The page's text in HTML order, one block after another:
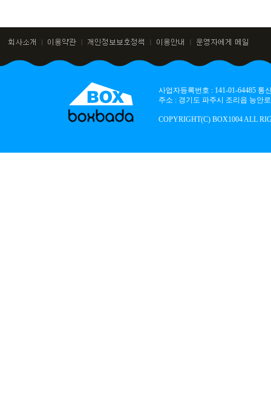
사업자등록번호 : 141-01-64485
주소 : 경기도 파주시 조리읍 능안
COPYRIGHT(C) BOX1004 ALL